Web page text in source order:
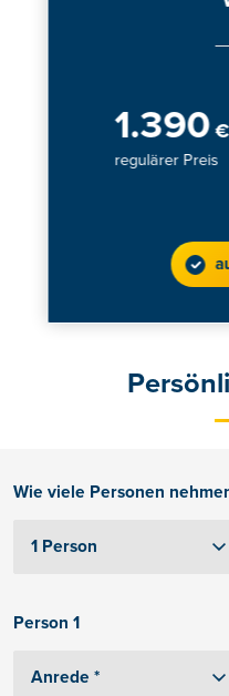
1.390 €
regulärer Preis
Wie viele Personen
Person 1